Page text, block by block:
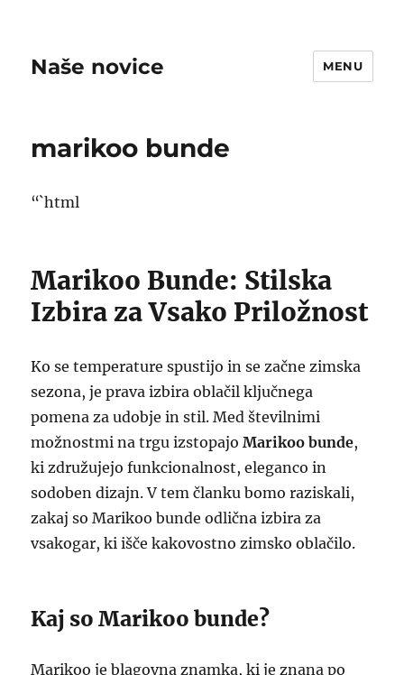
Naše novice MENU
marikoo bunde
“`html
Marikoo Bunde: Stilska
Izbira za Vsako Priložnost
Ko se temperature spustijo in se začne zimska
sezona, je prava izbira oblačil ključnega
pomena za udobje in stil. Med številnimi
možnostmi na trgu izstopajoMarikoo bunde,
ki združujejo funkcionalnost, eleganco in
sodoben dizajn. V tem članku bomo raziskali,
zakaj so Marikoo bunde odlična izbira za
vsakogar, ki išče kakovostno zimsko oblačilo.
Kaj so Marikoo bunde?
Marikoo je blagovna znamka, ki je znana po